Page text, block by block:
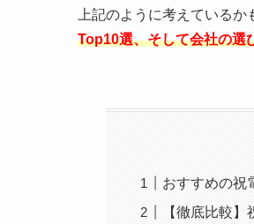
上記のように考えている
Top10選、そして会社の選
おすすめの祝
【徹底比較